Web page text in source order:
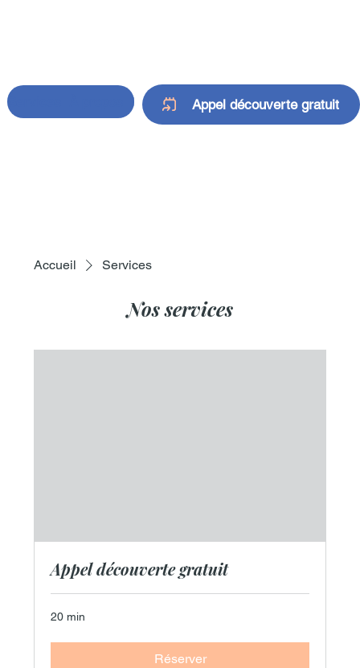
Services Foire aux questions Contact
Appel découverte gratuit
Accueil Services
Nos services
Appel découverte gratuit
20 min
Réserver